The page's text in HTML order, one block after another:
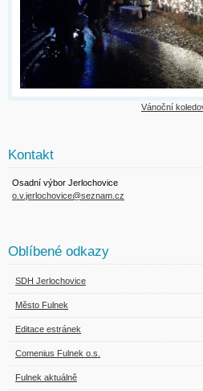
Vánoční
Kontakt
Osadní výbor Jerlochovice
o.v.jerlochovice@seznam.cz
Oblíbené odkazy
SDH Jerlochovice
Město Fulnek
Editace estránek
Comenius Fulnek o.s.
Fulnek aktuálně